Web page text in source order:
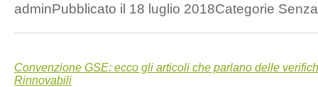
adminPubblicato il 18 luglio 2018Categorie
Convenzione GSE: ecco gli articoli che parlano delle
Rinnovabili